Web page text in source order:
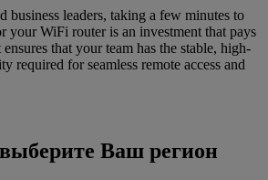
business leaders, taking a few minutes to
your WiFi router is an investment that pays
that your team has the stable, high-
required for seamless remote access and
Ваш регион